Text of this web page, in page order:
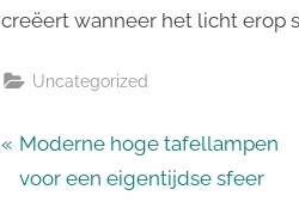
creëert wanneer het licht erop
Uncategorized
Bericht
P
r
Moderne hoge tafellampen
voor een eigentijdse sfeer